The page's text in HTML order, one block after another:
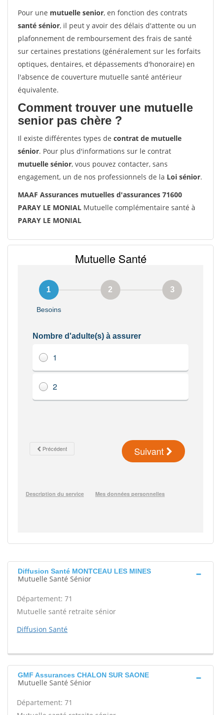
Pour une mutuelle senior, en fonction des contrats
santé sénior, il peut y avoir des délais d'attente ou un
plafonnement de remboursement des frais de santé
sur certaines prestations (généralement sur les forfaits
optiques, dentaires, et dépassements d'honoraire) en
l'absence de couverture mutuelle santé antérieur
équivalente.
Comment trouver une mutuelle
senior pas chère ?
Il existe différentes types de contrat de mutuelle
sénior. Pour plus d'informations sur le contrat
mutuelle sénior, vous pouvez contacter, sans
engagement, un de nos professionnels de la Loi sénior.
MAAF Assurances mutuelles d'assurances 71600
PARAY LE MONIAL Mutuelle complémentaire santé à
PARAY LE MONIAL
Diffusion Santé MONTCEAU LES MINES
Mutuelle Santé Sénior
Département: 71
Mutuelle santé retraite sénior
Diffusion Santé
GMF Assurances CHALON SUR SAONE
Mutuelle Santé Sénior
Département: 71